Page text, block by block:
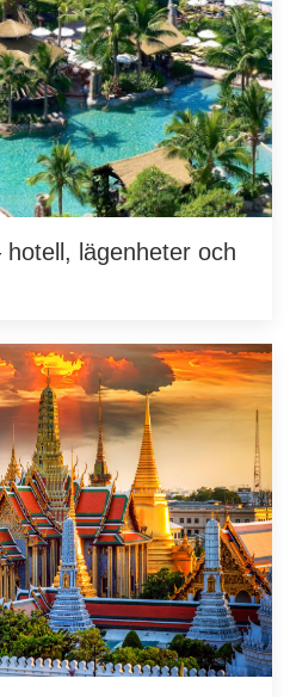
lägenheter och